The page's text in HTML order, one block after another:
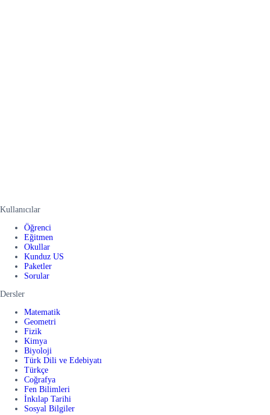
Kullanıcılar
Öğrenci
Eğitmen
Okullar
Kunduz US
Paketler
Sorular
Dersler
Matematik
Geometri
Fizik
Kimya
Biyoloji
Türk Dili ve Edebiyatı
Türkçe
Coğrafya
Fen Bilimleri
İnkılap Tarihi
Sosyal Bilgiler